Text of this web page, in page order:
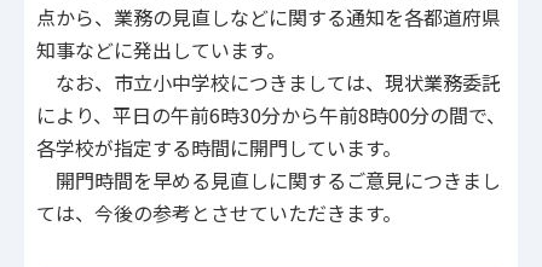
点から、業務の見直しなどに関する通知を各都道府県
知事などに発出しています。
なお、市立小中学校につきましては、現状業務委託
により、平日の午前6時30分から午前8時00分の間で、
各学校が指定する時間に開門しています。
開門時間を早める見直しに関するご意見につきまし
ては、今後の参考とさせていただきます。